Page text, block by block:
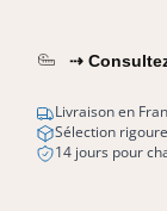
⇢
Livraison en
Sélection
14 jours pour